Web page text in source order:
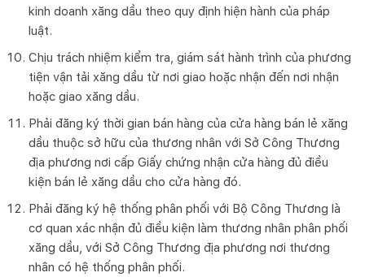
kinh doanh xăng dầu theo quy định hiện hành của pháp
luật.
Chịu trách nhiệm kiểm tra, giám sát hành trình của phương
tiện vận tải xăng dầu từ nơi giao hoặc nhận đến nơi nhận
hoặc giao xăng dầu.
Phải đăng ký thời gian bán hàng của cửa hàng bán lẻ xăng
dầu thuộc sở hữu của thương nhân với Sở Công Thương
địa phương nơi cấp Giấy chứng nhận cửa hàng đủ điều
kiện bán lẻ xăng dầu cho cửa hàng đó.
Phải đăng ký hệ thống phân phối với Bộ Công Thương là
cơ quan xác nhận đủ điều kiện làm thương nhân phân phối
xăng dầu, với Sở Công Thương địa phương nơi thương
nhân có hệ thống phân phối.